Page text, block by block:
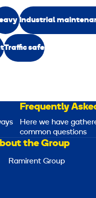
Industrial
Traffic safe
Frequently
Here we have
common questions
the Group
Ramirent Group